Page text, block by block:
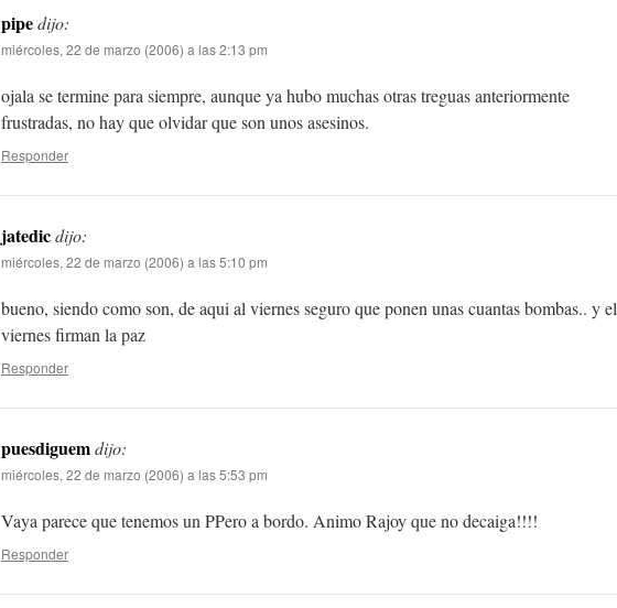
pipedijo:
miércoles, 22 de marzo (2006) a las 2:13 pm
ojala se termine para siempre, aunque ya hubo muchas otras treguas anteriormente
frustradas, no hay que olvidar que son unos asesinos.
Responder
jatedicdijo:
miércoles, 22 de marzo (2006) a las 5:10 pm
bueno, siendo como son, de aqui al viernes seguro que ponen unas cuantas bombas.. y el
viernes firman la paz
Responder
puesdiguemdijo:
miércoles, 22 de marzo (2006) a las 5:53 pm
Vaya parece que tenemos un PPero a bordo. Animo Rajoy que no decaiga!!!!
Responder